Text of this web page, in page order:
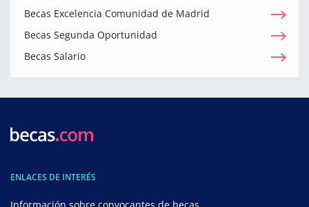
Becas Excelencia Comunidad de Madrid
Becas Segunda Oportunidad
Becas Salario
ENLACES DE INTERÉS